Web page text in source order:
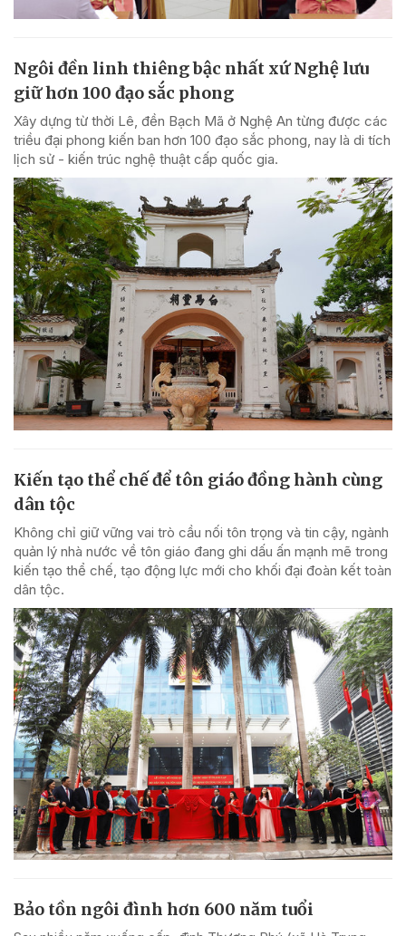
Ngôi đền linh thiêng bậc nhất xứ Nghệ lưu
giữ hơn 100 đạo sắc phong
Xây dựng từ thời Lê, đền Bạch Mã ở Nghệ An từng được các
triều đại phong kiến ban hơn 100 đạo sắc phong, nay là di tích
lịch sử - kiến trúc nghệ thuật cấp quốc gia.
Kiến tạo thể chế để tôn giáo đồng hành cùng
dân tộc
Không chỉ giữ vững vai trò cầu nối tôn trọng và tin cậy, ngành
quản lý nhà nước về tôn giáo đang ghi dấu ấn mạnh mẽ trong
kiến tạo thể chế, tạo động lực mới cho khối đại đoàn kết toàn
dân tộc.
Bảo tồn ngôi đình hơn 600 năm tuổi